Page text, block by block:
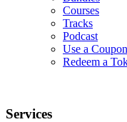
Courses
Tracks
Podcast
Use a Coupon
Redeem a
Services